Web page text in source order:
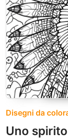
Disegni da
Uno